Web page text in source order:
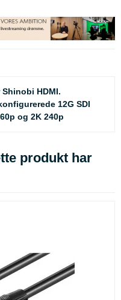
HDMI.
12G SDI
og 2K 240p
produkt har